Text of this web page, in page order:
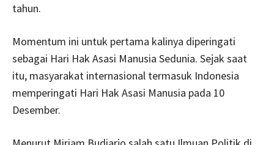
tahun.
Momentum ini untuk pertama kalinya diperingati
sebagai Hari Hak Asasi Manusia Sedunia. Sejak saat
itu, masyarakat internasional termasuk Indonesia
memperingati Hari Hak Asasi Manusia pada 10
Desember.